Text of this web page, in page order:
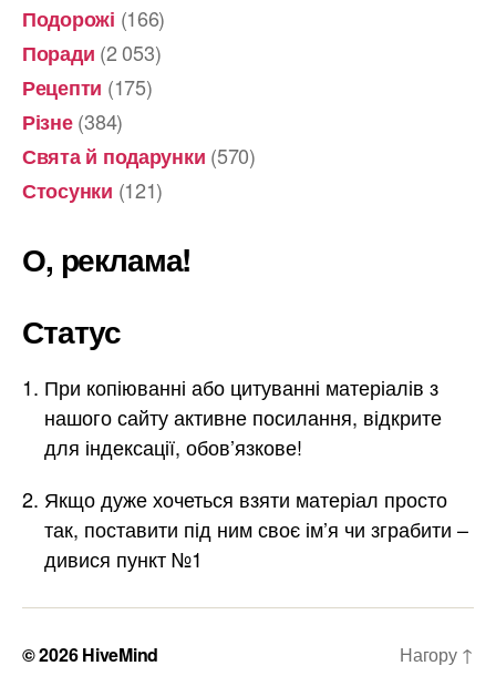
Подорожі (166)
Поради (2 053)
Рецепти (175)
Різне(384)
Свята й подарунки (570)
Стосунки (121)
О, реклама!
Статус
При копіюванні або цитуванні матеріалів з
нашого сайту активне посилання, відкрите
для індексації, обов’язкове!
Якщо дуже хочеться взяти матеріал просто
так, поставити під ним своє ім’я чи зграбити –
дивися пункт №1
© 2026HiveMind Нагору ↑